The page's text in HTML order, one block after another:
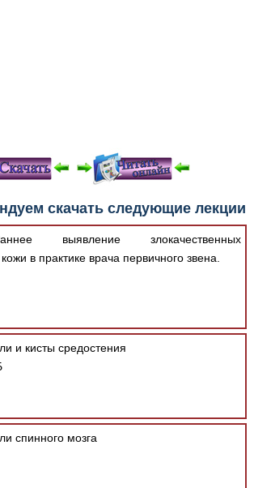
режиме "Читать онлайн" возможны
отображения документа в результате
Вашим браузером шрифтов и
исходных шаблонов. При
данная ошибка устраняется Вашим
автоматически.
скачать следующие лекции
выявление злокачественных
в практике врача первичного звена.
и кисты средостения
спинного мозга